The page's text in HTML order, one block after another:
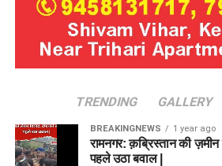
TRENDING GALLERY
BREAKINGNEWS 1 year ago
रामनगर: क़ब्रिस्तान की
पहले उठा बवाल |